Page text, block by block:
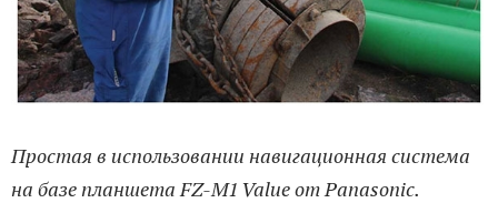
Простая в использовании навигационная система
на базе планшета FZ-M1 Value от Panasonic.